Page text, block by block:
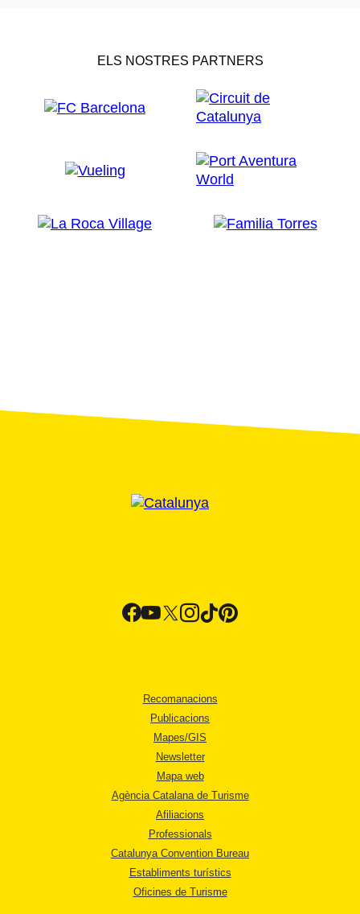
ELS NOSTRES PARTNERS
Recomanacions
Publicacions
Mapes/GIS
Newsletter
Mapa web
Agència Catalana de Turisme
Afiliacions
Professionals
Catalunya Convention Bureau
Establiments turístics
Oficines de Turisme